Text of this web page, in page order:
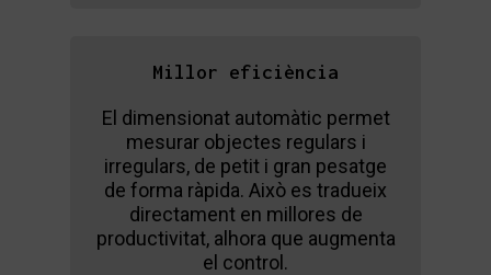
Millor eficiència
El dimensionat automàtic permet
mesurar objectes regulars i
irregulars, de petit i gran pesatge
de forma ràpida. Això es tradueix
directament en millores de
productivitat, alhora que augmenta
el control.